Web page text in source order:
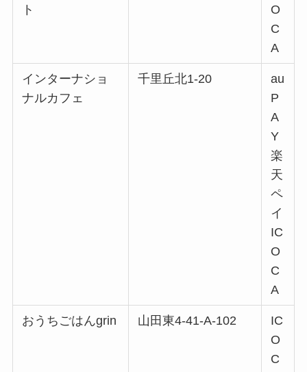
ト
O
C
A
インターナショ
ナルカフェ
千里丘北1-20
au
P
A
Y
楽
天
ペ
イ
IC
O
C
A
おうちごはんgrin 山田東4-41-A-102
IC
O
C